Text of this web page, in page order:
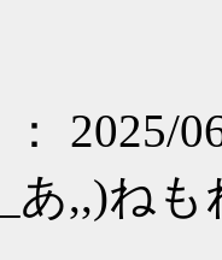
： 2025/
あ,,)ね